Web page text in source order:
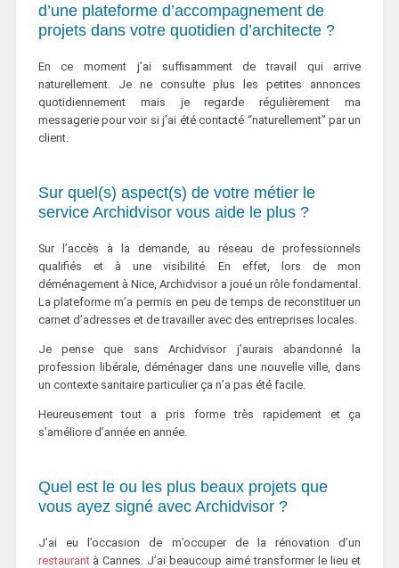
d’une plateforme d’accompagnement de
projets dans votre quotidien d’architecte ?
En ce moment j’ai suffisamment de travail qui arrive
naturellement. Je ne consulte plus les petites annonces
quotidiennement mais je regarde régulièrement ma
messagerie pour voir si j’ai été contacté “naturellement” par un
client.
Sur quel(s) aspect(s) de votre métier le
service Archidvisor vous aide le plus ?
Sur l’accès à la demande, au réseau de professionnels
qualifiés et à une visibilité. En effet, lors de mon
déménagement à Nice, Archidvisor a joué un rôle fondamental.
La plateforme m’a permis en peu de temps de reconstituer un
carnet d’adresses et de travailler avec des entreprises locales.
Je pense que sans Archidvisor j’aurais abandonné la
profession libérale, déménager dans une nouvelle ville, dans
un contexte sanitaire particulier ça n’a pas été facile.
Heureusement tout a pris forme très rapidement et ça
s’améliore d’année en année.
Quel est le ou les plus beaux projets que
vous ayez signé avec Archidvisor ?
J’ai eu l’occasion de m’occuper de la rénovation d’un
restaurantà Cannes. J’ai beaucoup aimé transformer le lieu et